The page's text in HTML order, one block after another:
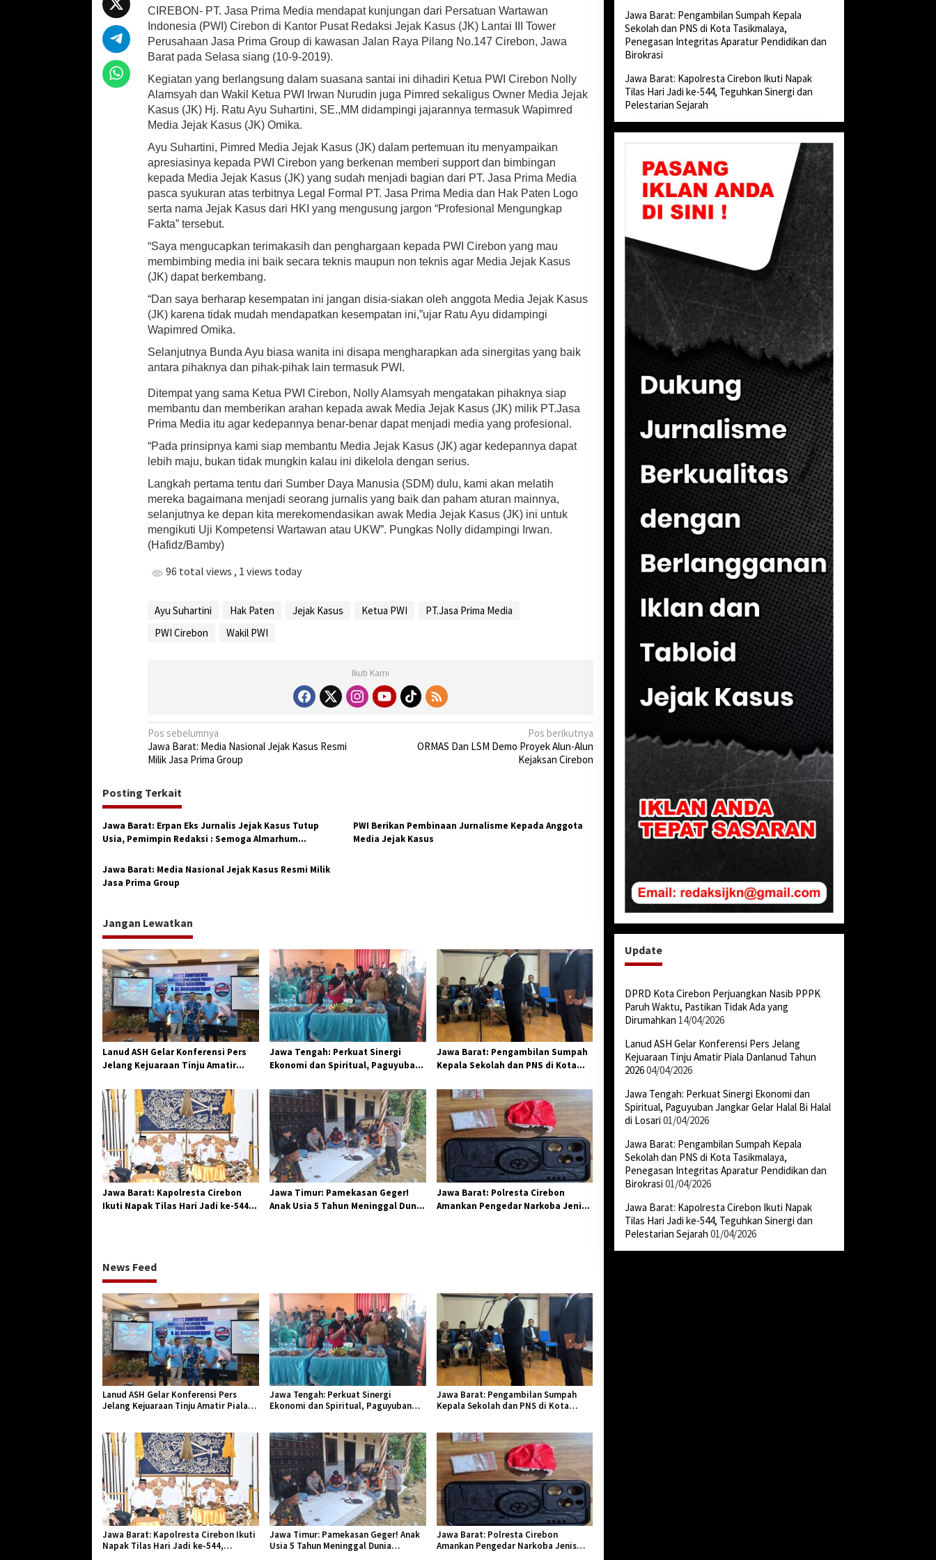
n
e
K
a
n
t
o
r
M
d
i
a
R
e
d
k
s
i
e
j
a
K
a
u
s
J
K
)
at
sA
p
p
b
o
o
k
ai
l
ar
e
CIREBON- PT. Jasa Prima Media mendapat kunjungan dari Persatuan Wartawan
Indonesia (PWI) Cirebon di Kantor Pusat Redaksi Jejak Kasus (JK) Lantai III Tower
Perusahaan Jasa Prima Group di kawasan Jalan Raya Pilang No.147 Cirebon, Jawa
Barat pada Selasa siang (10-9-2019).
Kegiatan yang berlangsung dalam suasana santai ini dihadiri Ketua PWI Cirebon Nolly
Alamsyah dan Wakil Ketua PWI Irwan Nurudin juga Pimred sekaligus Owner Media Jejak
Kasus (JK) Hj. Ratu Ayu Suhartini, SE.,MM didampingi jajarannya termasuk Wapimred
Media Jejak Kasus (JK) Omika.
Ayu Suhartini, Pimred Media Jejak Kasus (JK) dalam pertemuan itu menyampaikan
apresiasinya kepada PWI Cirebon yang berkenan memberi support dan bimbingan
kepada Media Jejak Kasus (JK) yang sudah menjadi bagian dari PT. Jasa Prima Media
pasca syukuran atas terbitnya Legal Formal PT. Jasa Prima Media dan Hak Paten Logo
serta nama Jejak Kasus dari HKI yang mengusung jargon “Profesional Mengungkap
Fakta” tersebut.
“Saya mengucapkan terimakasih dan penghargaan kepada PWI Cirebon yang mau
membimbing media ini baik secara teknis maupun non teknis agar Media Jejak Kasus
(JK) dapat berkembang.
“Dan saya berharap kesempatan ini jangan disia-siakan oleh anggota Media Jejak Kasus
(JK) karena tidak mudah mendapatkan kesempatan ini,”ujar Ratu Ayu didampingi
Wapimred Omika.
Selanjutnya Bunda Ayu biasa wanita ini disapa mengharapkan ada sinergitas yang baik
antara pihaknya dan pihak-pihak lain termasuk PWI.
Ditempat yang sama Ketua PWI Cirebon, Nolly Alamsyah mengatakan pihaknya siap
membantu dan memberikan arahan kepada awak Media Jejak Kasus (JK) milik PT.Jasa
Prima Media itu agar kedepannya benar-benar dapat menjadi media yang profesional.
“Pada prinsipnya kami siap membantu Media Jejak Kasus (JK) agar kedepannya dapat
lebih maju, bukan tidak mungkin kalau ini dikelola dengan serius.
Langkah pertama tentu dari Sumber Daya Manusia (SDM) dulu, kami akan melatih
mereka bagaimana menjadi seorang jurnalis yang baik dan paham aturan mainnya,
selanjutnya ke depan kita merekomendasikan awak Media Jejak Kasus (JK) ini untuk
mengikuti Uji Kompetensi Wartawan atau UKW”. Pungkas Nolly didampingi Irwan.
(Hafidz/Bamby)
96 total views , 1 views today
Ayu Suhartini Hak Paten Jejak Kasus Ketua PWI
PT.Jasa Prima Media
PWI Cirebon
Wakil PWI
Ikuti Kami
N
a
i
g
a
i
p
s
Pos sebelumnya
Jawa Barat: Media Nasional Jejak Kasus Resmi
Milik Jasa Prima Group
Pos berikutnya
ORMAS Dan LSM Demo Proyek Alun-Alun
Kejaksan Cirebon
Posting Terkait
Jawa Barat: Erpan Eks Jurnalis Jejak Kasus Tutup
Usia, Pemimpin Redaksi : Semoga Almarhum
PWI Berikan Pembinaan Jurnalisme Kepada Anggota
Media Jejak Kasus
Jawa Barat: Media Nasional Jejak Kasus Resmi Milik
Jasa Prima Group
Jangan Lewatkan
Lanud ASH Gelar Konferensi Pers
Jelang Kejuaraan Tinju Amatir
Jawa Tengah: Perkuat Sinergi
Ekonomi dan Spiritual, Paguyuban
Losari
Jawa Barat: Pengambilan Sumpah
Kepala Sekolah dan PNS di Kota
Integritas Aparatur Pendidikan dan
Birokrasi
Jawa Barat: Kapolresta Cirebon
Ikuti Napak Tilas Hari Jadi ke-544,
Jawa Timur: Pamekasan Geger!
Anak Usia 5 Tahun Meninggal Dunia
Jawa Barat: Polresta Cirebon
Amankan Pengedar Narkoba Jenis
News Feed
Lanud ASH Gelar Konferensi Pers
Jelang Kejuaraan Tinju Amatir Piala
Jawa Tengah: Perkuat Sinergi
Ekonomi dan Spiritual, Paguyuban
Jawa Barat: Pengambilan Sumpah
Kepala Sekolah dan PNS di Kota
Jawa Barat: Kapolresta Cirebon Ikuti
Napak Tilas Hari Jadi ke-544,
Jawa Timur: Pamekasan Geger! Anak
Usia 5 Tahun Meninggal Dunia
Jawa Barat: Polresta Cirebon
Amankan Pengedar Narkoba Jenis
Jawa Barat: Pengambilan Sumpah Kepala
Sekolah dan PNS di Kota Tasikmalaya,
Penegasan Integritas Aparatur Pendidikan dan
Birokrasi
Jawa Barat: Kapolresta Cirebon Ikuti Napak
Tilas Hari Jadi ke-544, Teguhkan Sinergi dan
Pelestarian Sejarah
Update
DPRD Kota Cirebon Perjuangkan Nasib PPPK
Paruh Waktu, Pastikan Tidak Ada yang
Dirumahkan 14/04/2026
Lanud ASH Gelar Konferensi Pers Jelang
Kejuaraan Tinju Amatir Piala Danlanud Tahun
202604/04/2026
Jawa Tengah: Perkuat Sinergi Ekonomi dan
Spiritual, Paguyuban Jangkar Gelar Halal Bi Halal
di Losari 01/04/2026
Jawa Barat: Pengambilan Sumpah Kepala
Sekolah dan PNS di Kota Tasikmalaya,
Penegasan Integritas Aparatur Pendidikan dan
Birokrasi 01/04/2026
Jawa Barat: Kapolresta Cirebon Ikuti Napak
Tilas Hari Jadi ke-544, Teguhkan Sinergi dan
Pelestarian Sejarah 01/04/2026